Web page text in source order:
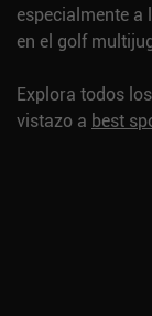
especialmente
en el golf
Explora todos
vistazo a best